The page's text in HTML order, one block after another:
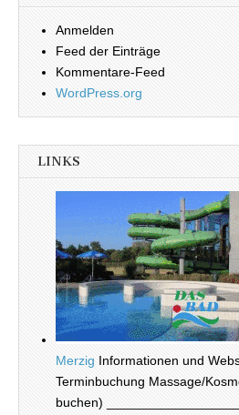
Anmelden
Feed der Einträge
Kommentare-Feed
WordPress.org
LINKS
Merzig Informationen und
Terminbuchung Massage/
buchen)